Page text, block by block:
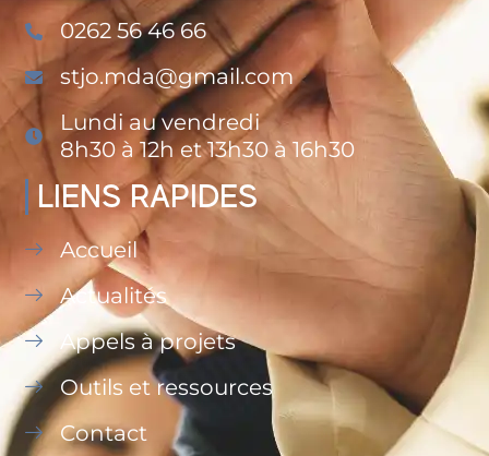
0262 56 46 66
stjo.mda@gmail.com
Lundi au vendredi
8h30 à 12h et 13h30 à 16h30
LIENS RAPIDES
Accueil
Actualités
Appels à projets
Outils et ressources
Contact